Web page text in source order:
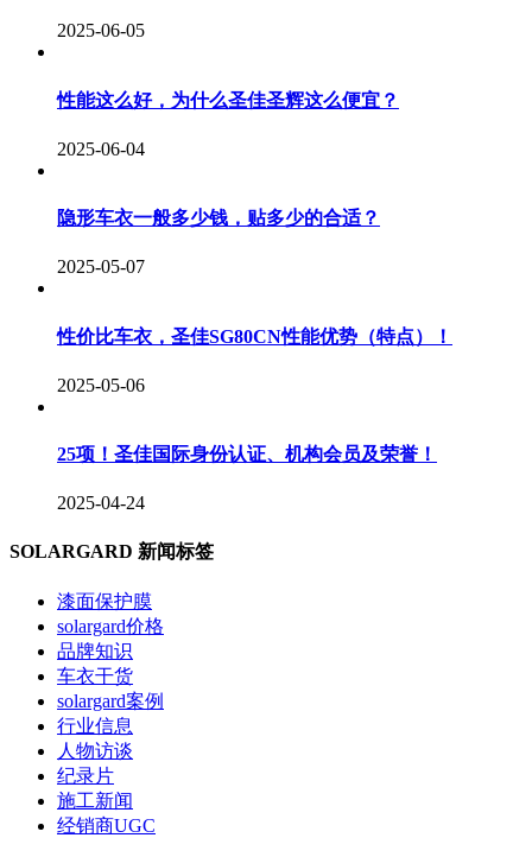
2025-06-05
性能这么好，为什么圣佳圣辉这么便宜？
2025-06-04
隐形车衣一般多少钱，贴多少的合适？
2025-05-07
性价比车衣，圣佳SG80CN性能优势（特点）！
2025-05-06
25项！圣佳国际身份认证、机构会员及荣誉！
2025-04-24
SOLARGARD 新闻标签
漆面保护膜
solargard价格
品牌知识
车衣干货
solargard案例
行业信息
人物访谈
纪录片
施工新闻
经销商UGC